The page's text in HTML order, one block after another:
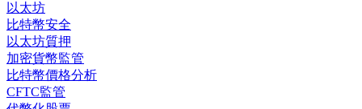
以太坊
比特幣安全
以太坊質押
加密貨幣監管
比特幣價格分析
CFTC監管